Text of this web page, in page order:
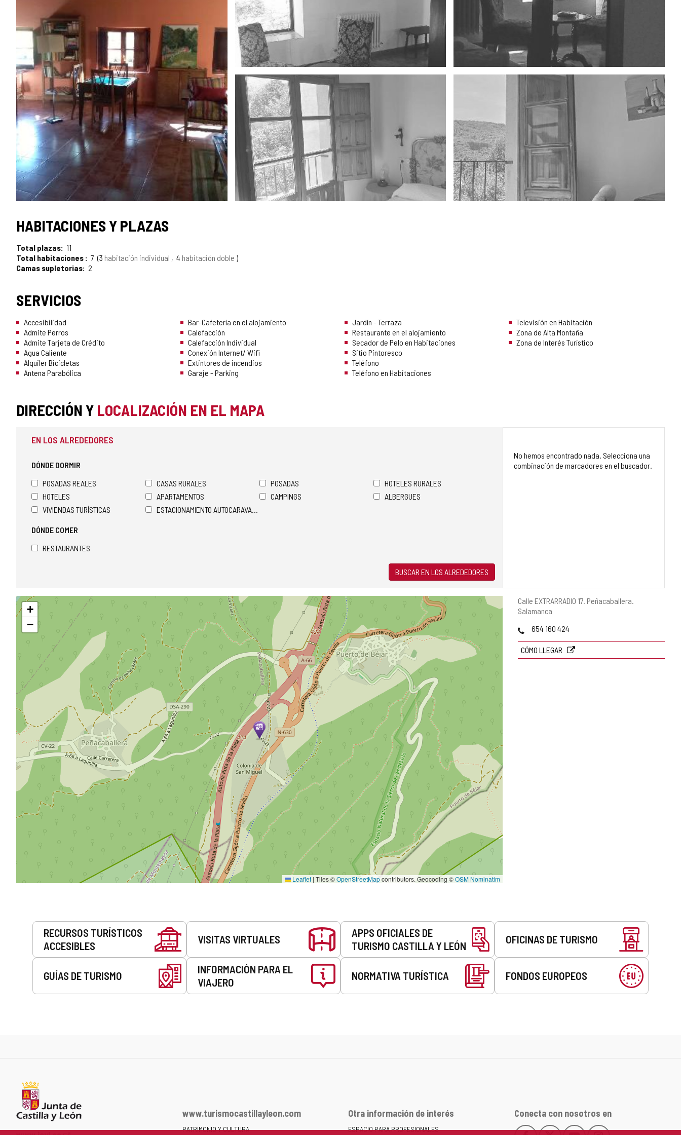
HABITACIONES Y PLAZAS
Total plazas
11
Total habitaciones
7 3 habitación individual 4 habitación doble
Camas supletorias 2
SERVICIOS
Accesibilidad
Admite Perros
Admite Tarjeta de Crédito
Agua Caliente
Alquiler Bicicletas
Antena Parabólica
Bar-Cafetería en el alojamiento
Calefacción
Calefacción Individual
Conexión Internet/ Wifi
Extintores de incendios
Garaje - Parking
Jardín - Terraza
Restaurante en el alojamiento
Secador de Pelo en Habitaciones
Sitio Pintoresco
Teléfono
Teléfono en Habitaciones
Televisión en Habitación
Zona de Alta Montaña
Zona de Interés Turístico
DIRECCIÓN Y LOCALIZACIÓN EN EL MAPA
Dirección
postal
Calle EXTRARRADIO 17. Peñacaballera.
Salamanca
Teléfonos
654 160 424
CÓMO LLEGAR
EN LOS ALREDEDORES
DÓNDE DORMIR
POSADAS REALES
CASAS RURALES POSADAS
HOTELES RURALES
HOTELES
APARTAMENTOS CAMPINGS
ALBERGUES
VIVIENDAS TURÍSTICAS
ESTACIONAMIENTO AUTOCARAVANAS
DÓNDE COMER
RESTAURANTES
BUSCAR EN LOS ALREDEDORES
No hemos encontrado nada. Selecciona una
combinación de marcadores en el buscador.
Saltar
mapa
+
−
Leaflet | Tiles ©OpenStreetMapcontributors. Geocoding ©OSM Nominatim
Servicios
RECURSOS TURÍSTICOS
ACCESIBLES
VISITAS VIRTUALES
APPS OFICIALES DE
TURISMO CASTILLA Y LEÓN
OFICINAS DE TURISMO
GUÍAS DE TURISMO
INFORMACIÓN PARA EL
VIAJERO
NORMATIVA TURÍSTICA FONDOS EUROPEOS
www.turismocastillayleon.com
PATRIMONIO Y CULTURA
Otra información de interés
ESPACIO PARA PROFESIONALES
Conecta con nosotros en